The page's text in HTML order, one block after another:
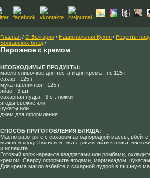
Главная / О Болгарии / Национальная Кухня / Рецепты
Болгарских блюд /
Пирожное с кремом
НЕОБХОДИМЫЕ ПРОДУКТЫ:
масло сливочное для теста и для крема - по 125 г
сахар - 125 г
мука пшеничная - 125 г
яйцо - 3 шт.
сахарная пудра - 3 ст. ложки
ягоды свежие или
цукаты или
джем для оформления
СПОСОБ ПРИГОТОВЛЕНИЯ БЛЮДА:
Масло разотрите с сахаром до однородной массы,
всыпьте муку. Замесите тесто, раскатайте в пласт,
и испеките.
Готовый корж нарежьте квадратами или ромбами,
кремом. Сверху оформите ягодами, мармеладом,
Для крема масло взбейте с сахарной пудрой в пышную